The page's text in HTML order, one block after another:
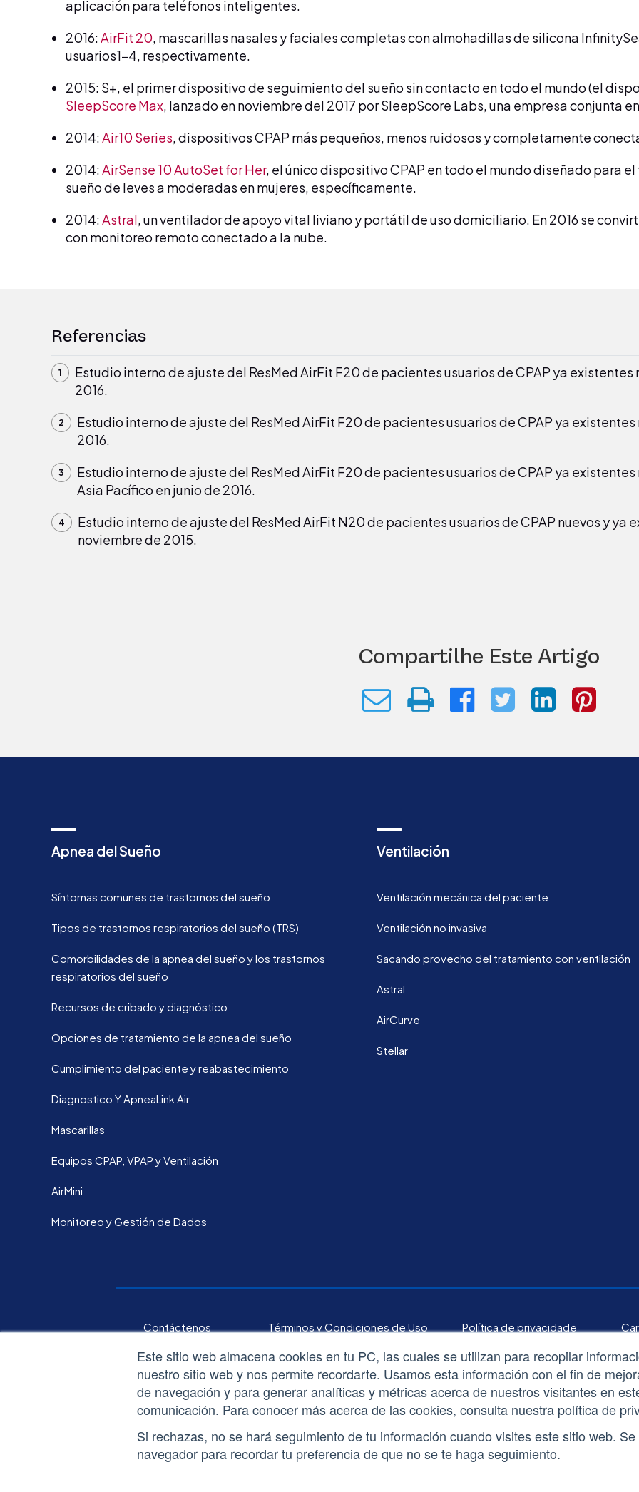
Este sitio web almacena cookies en tu PC, las cuales se utilizan para recopilar
nuestro sitio web y nos permite recordarte. Usamos esta información con el fin de
de navegación y para generar analíticas y métricas acerca de nuestros visitantes en
comunicación. Para conocer más acerca de las cookies, consulta nuestra política de
Si rechazas, no se hará seguimiento de tu información cuando visites este sitio web.
navegador para recordar tu preferencia de que no se te haga seguimiento.
aplicación para teléfonos inteligentes.
2016:AirFit 20, mascarillas nasales y faciales completas con almohadillas de silicona
usuarios1-4, respectivamente.
2015: S+, el primer dispositivo de seguimiento del sueño sin contacto en todo el mundo (el
SleepScore Max, lanzado en noviembre del 2017 por SleepScore Labs, una empresa conjunta
2014:Air10 Series, dispositivos CPAP más pequeños, menos ruidosos y completamente
2014:AirSense 10 AutoSet for Her, el único dispositivo CPAP en todo el mundo diseñado para
sueño de leves a moderadas en mujeres, específicamente.
2014:Astral, un ventilador de apoyo vital liviano y portátil de uso domiciliario. En 2016 se
con monitoreo remoto conectado a la nube.
Referencias
Estudio interno de ajuste del ResMed AirFit F20 de pacientes usuarios de CPAP ya
2016.
Estudio interno de ajuste del ResMed AirFit F20 de pacientes usuarios de CPAP ya
2016.
Estudio interno de ajuste del ResMed AirFit F20 de pacientes usuarios de CPAP ya
Asia Pacífico en junio de 2016.
Estudio interno de ajuste del ResMed AirFit N20 de pacientes usuarios de CPAP nuevos y
noviembre de 2015.
Compartilhe Este Artigo
Apnea del Sueño
Síntomas comunes de trastornos del sueño
Tipos de trastornos respiratorios del sueño (TRS)
Comorbilidades de la apnea del sueño y los trastornos
respiratorios del sueño
Recursos de cribado y diagnóstico
Opciones de tratamiento de la apnea del sueño
Cumplimiento del paciente y reabastecimiento
Diagnostico Y ApneaLink Air
Mascarillas
Equipos CPAP, VPAP y Ventilación
AirMini
Monitoreo y Gestión de Dados
Ventilación
Ventilación mecánica del paciente
Ventilación no invasiva
Sacando provecho del tratamiento con ventilación
Astral
AirCurve
Stellar
Contáctenos Términos y Condiciones de Uso Política de privacidade
Síguenos en nuestras redes sociales:
All rights reserved.© 2020 Resmed